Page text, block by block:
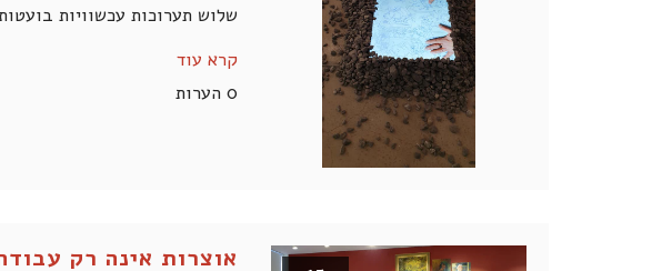
שלוש תערוכות עכשוויות
קרא עוד
0 הערות
אוצרות אינה רק